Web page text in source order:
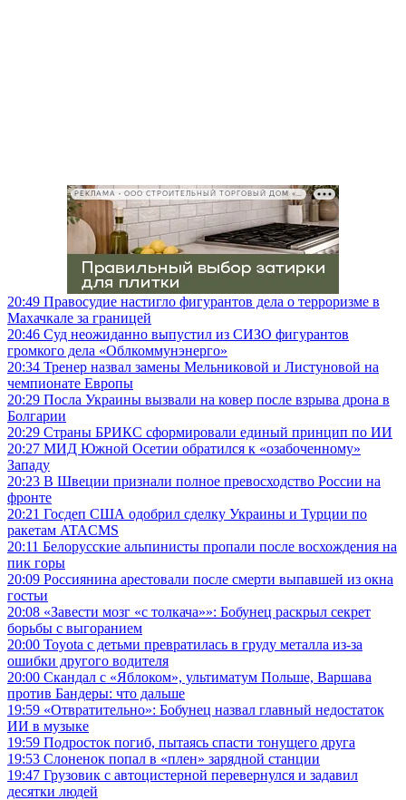
РЕКЛАМА • ООО СТРОИТЕЛЬНЫЙ ТОРГОВЫЙ ДОМ «ПЕТРОВИЧ», ИНН 7802348846
20:49 Правосудие настигло фигурантов дела о терроризме в
Махачкале за границей
20:46 Суд неожиданно выпустил из СИЗО фигурантов
громкого дела «Облкоммунэнерго»
20:34 Тренер назвал замены Мельниковой и Листуновой на
чемпионате Европы
20:29 Посла Украины вызвали на ковер после взрыва дрона в
Болгарии
20:29 Страны БРИКС сформировали единый принцип по ИИ
20:27 МИД Южной Осетии обратился к «озабоченному»
Западу
20:23 В Швеции признали полное превосходство России на
фронте
20:21 Госдеп США одобрил сделку Украины и Турции по
ракетам ATACMS
20:11 Белорусские альпинисты пропали после восхождения на
пик горы
20:09 Россиянина арестовали после смерти выпавшей из окна
гостьи
20:08 «Завести мозг «с толкача»»: Бобунец раскрыл секрет
борьбы с выгоранием
20:00 Toyota с детьми превратилась в груду металла из-за
ошибки другого водителя
20:00 Скандал с «Яблоком», ультиматум Польше, Варшава
против Бандеры: что дальше
19:59 «Отвратительно»: Бобунец назвал главный недостаток
ИИ в музыке
19:59 Подросток погиб, пытаясь спасти тонущего друга
19:53 Слоненок попал в «плен» зарядной станции
19:47 Грузовик с автоцистерной перевернулся и задавил
десятки людей